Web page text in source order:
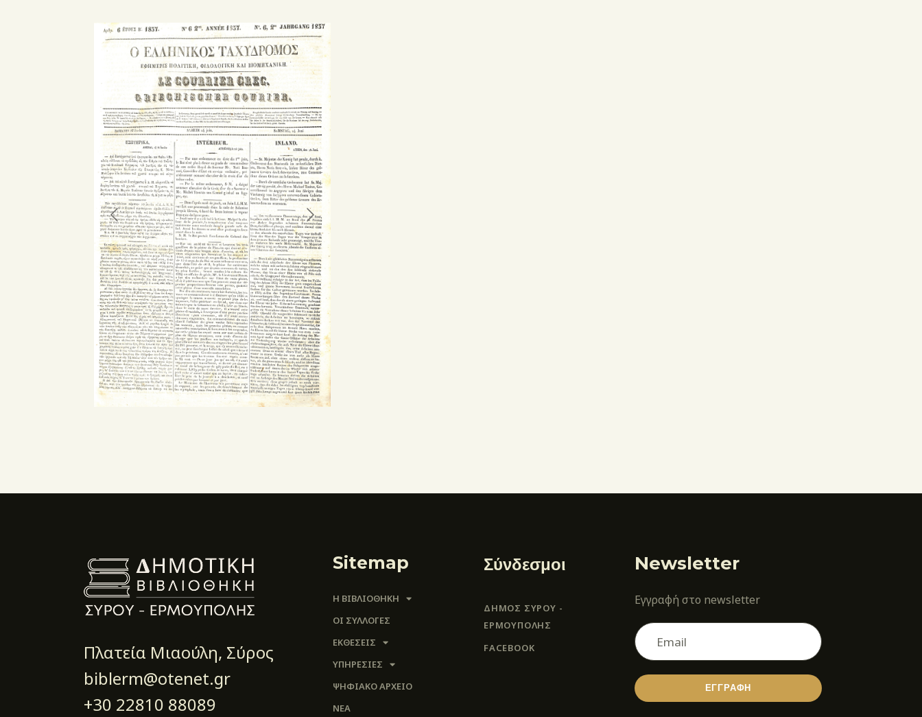
Πλατεία Μιαούλη, Σύρος
biblerm@otenet.gr
+30 22810 88089
Sitemap
Η ΒΙΒΛΙΟΘΗΚΗ
ΟΙ ΣΥΛΛΟΓΈΣ
ΕΚΘΕΣΕΙΣ
ΥΠΗΡΕΣΙΕΣ
ΨΗΦΙΑΚΌ ΑΡΧΕΊΟ
ΝΕΑ
Σύνδεσμοι
ΔΗΜΟΣ ΣΥΡΟΥ -
ΕΡΜΟΎΠΟΛΗΣ
FACEBOOK
Newsletter
Εγγραφή στο newsletter
ΕΓΓΡΑΦΗ